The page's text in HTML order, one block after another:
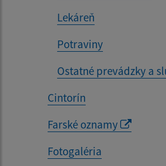
Lekáreň
Potraviny
Ostatné prevádzky a
Cintorín
Farské oznamy
Fotogaléria